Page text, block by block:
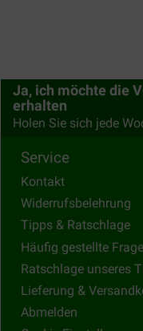
Ja, ich möchte die
erhalten
Holen Sie sich jede
Service
Kontakt
Widerrufsbelehrung
Tipps & Ratschlage
Häufig gestellte
Ratschlage unseres
Lieferung &
Abmelden